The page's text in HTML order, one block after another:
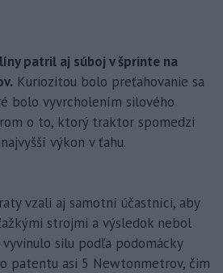
patril aj súboj v šprinte na
Kuriozitou bolo preťahovanie sa
bolo vyvrcholením silového
o to, ktorý traktor spomedzi
výkon v ťahu.
vzali aj samotní účastníci, aby
strojmi a výsledok nebol
silu podľa podomácky
patentu asi 5 Newtonmetrov, čim